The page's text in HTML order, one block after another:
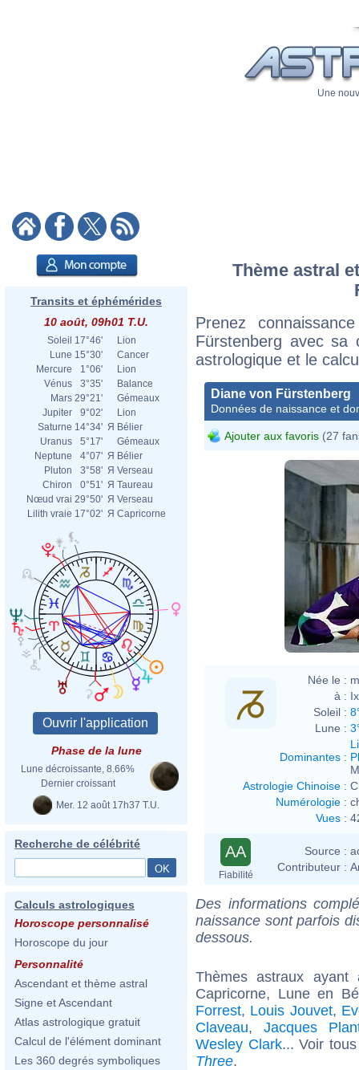
Une
Transits et éphémérides
10 août, 09h01 T.U.
Soleil 17°46'
Lion
Lune 15°30'
Cancer
Mercure
1°06'
Lion
Vénus
3°35'
Balance
Mars 29°21'
Gémeaux
Jupiter
9°02'
Lion
Saturne 14°34' Я Bélier
Uranus
5°17'
Gémeaux
Neptune
4°07' Я Bélier
Pluton
3°58' Я Verseau
Chiron
0°51' Я Taureau
Nœud vrai 29°50' Я Verseau
Lilith vraie 17°02' Я Capricorne
Phase de la lune
Lune décroissante, 8.66%
Dernier croissant
Mer. 12 août 17h37 T.U.
Recherche de célébrité
Calculs astrologiques
Horoscope personnalisé
Horoscope du jour
Personnalité
Ascendant et thème astral
Signe et Ascendant
Atlas astrologique gratuit
Calcul de l'élément dominant
Les 360 degrés symboliques
Thème astral
Prenez
Fürstenberg avec
astrologique et le
Diane von Fürstenberg
Données de naissance et
Ajouter aux favoris (27
Née le :
à :
Soleil :
Lune :
Dominantes :
Astrologie Chinoise :
Numérologie :
Vues :
AA
Fiabilité
Source :
Contributeur :
Des informations
naissance sont parfois
dessous.
Thèmes astraux
Capricorne, Lune en
Forrest, Louis Jouvet,
Claveau,Jacques
Wesley Clark... Voir
Three.